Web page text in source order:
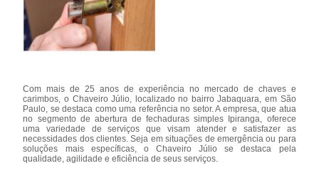
Com mais de 25 anos de experiência no mercado de chaves e
carimbos, o Chaveiro Júlio, localizado no bairro Jabaquara, em São
Paulo, se destaca como uma referência no setor. A empresa, que atua
no segmento de abertura de fechaduras simples Ipiranga, oferece
uma variedade de serviços que visam atender e satisfazer as
necessidades dos clientes. Seja em situações de emergência ou para
soluções mais específicas, o Chaveiro Júlio se destaca pela
qualidade, agilidade e eficiência de seus serviços.